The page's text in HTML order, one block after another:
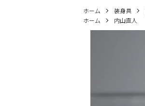
ホーム 装身具
ホーム
内山直人